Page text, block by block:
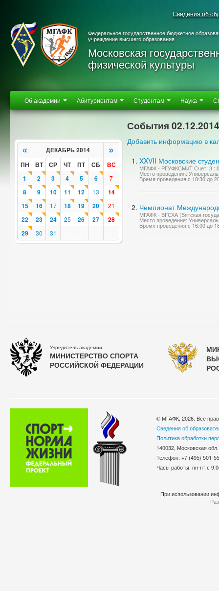
Сведения об
Федеральное государственное бюджетное
учреждение высшего образования
Московская
физической культуры
Об академии Абитуриентам Студентам Наука
« ДЕКАБРЬ 2014 »
ПН ВТ СР ЧТ ПТ СБ
ВС
1
2 3 4 5 6 7
8 9 10 11 12 13
14
15
16 17 18 19 20 21
22 23 24 25 26 27
28
29
30 31
События 02.12.2014
Добавить информацию в
XXVII Московские
МГАФК - РГУФКСМиТ Счет: 3 :
Место проведения:
Время проведения с 18:30 до
Чемпионат
МГАФК - ВГСХА (Вятская
Место проведения:
Время проведения с 16:00 до
Учредитель академии
МИНИСТЕРСТВО СПОРТА
РОССИЙСКОЙ ФЕДЕРАЦИИ
© МГАФК, 2026. Все
Сведения об
Политика обработки
140032, Московская
Телефон: +7 (495)
Часы работы: пн-пт с
При использовании